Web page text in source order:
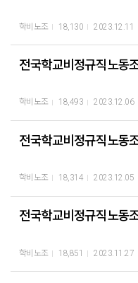
학비노조 18,130 2023.12.11
전국학교비정규직노동조합 제
학비노조 18,493 2023.12.06
전국학교비정규직노동조합 제
학비노조 18,314 2023.12.05
전국학교비정규직노동조합
학비노조 18,851 2023.11.27